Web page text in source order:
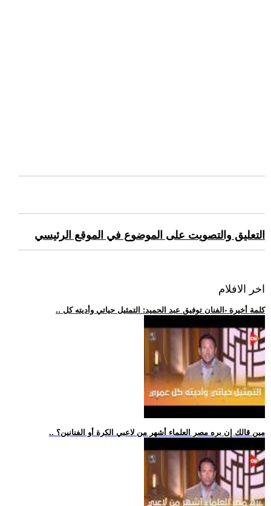
التعليق والتصويت على الموضوع في الموقع الرئيسي
اخر الافلام
.. كلمة أخيرة -الفنان توفيق عبد الحميد: التمثيل حياتي وأديته كل
.. مين قالك إن بره مصر العلماء أشهر من لاعبي الكرة أو الفنانين؟